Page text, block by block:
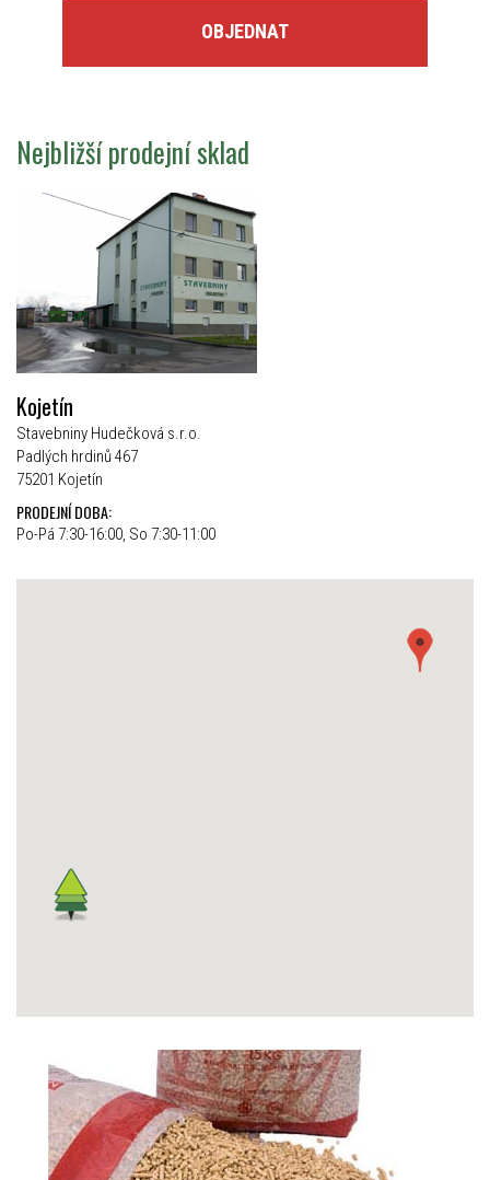
OBJEDNAT
Nejbližší prodejní sklad
Kojetín
Stavebniny Hudečková s.r.o.
Padlých hrdinů 467
75201 Kojetín
PRODEJNÍ DOBA:
Po-Pá 7:30-16:00, So 7:30-11:00